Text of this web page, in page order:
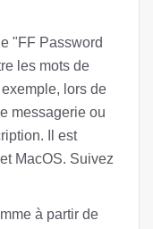
"FF Password
les mots de
lors de
messagerie ou
Il est
MacOS. Suivez
à partir de